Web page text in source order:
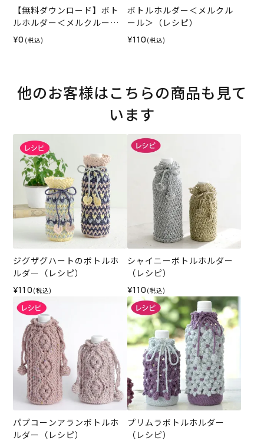
【無料ダウンロード】ボト
ルホルダー＜メルクルール
＞（レシピ）
¥0 (税込)
ボトルホルダー＜メルクル
ール＞（レシピ）
¥110 (税込)
他のお客様はこちらの商品も見て
います
ジグザグハートのボトルホ
ルダー（レシピ）
¥110 (税込)
シャイニーボトルホルダー
（レシピ）
¥110 (税込)
パプコーンアランボトルホ
ルダー（レシピ）
プリムラボトルホルダー
（レシピ）